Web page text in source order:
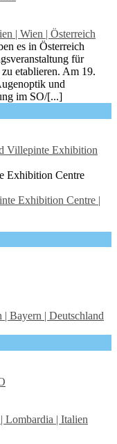
es in Österreich
für
etablieren. Am 19.
und
im SO/[...]
Villepinte Exhibition
Exhibition Centre